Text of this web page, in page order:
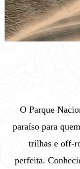
O Parque
paraíso para
trilhas e off-
perfeita.